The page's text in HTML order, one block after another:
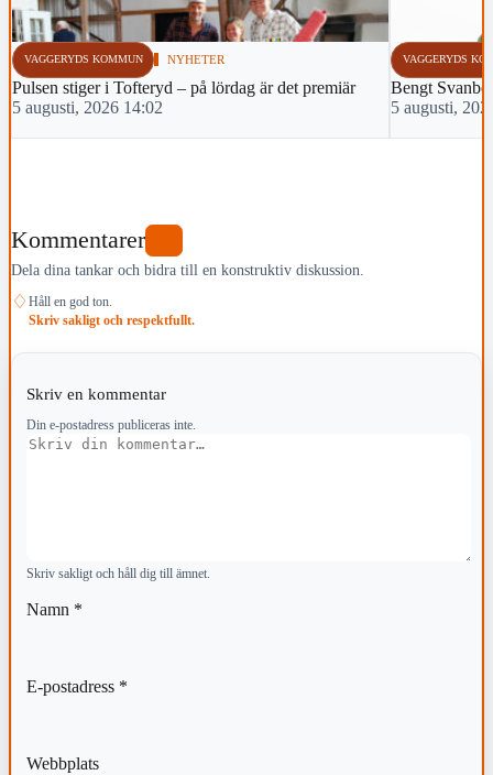
VAGGERYDS KOMMUN NYHETER
Pulsen stiger i Tofteryd – på lördag är det premiär
5 augusti, 2026 14:02
VAGGERYDS
Bengt
5 augusti,
Kommentarer
Dela dina tankar och bidra till en konstruktiv diskussion.
♢ Håll en god ton.
Skriv sakligt och respektfullt.
Skriv en kommentar
Din e-postadress publiceras inte.
Kommentar
Skriv sakligt och håll dig till ämnet.
Namn *
E-postadress *
Webbplats